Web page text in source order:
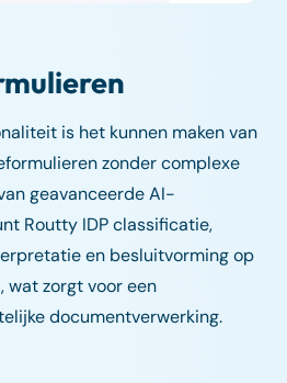
is het kunnen maken van
zonder complexe
geavanceerde AI-
Routty IDP classificatie,
en besluitvorming op
wat zorgt voor een
documentverwerking.